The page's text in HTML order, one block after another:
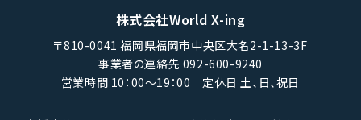
株式会社World X-ing
〒810-0041 福岡県福岡市中央区大名2-1-13-3F
事業者の連絡先 092-600-9240
営業時間 10：00〜19：00 定休日 土、日、祝日